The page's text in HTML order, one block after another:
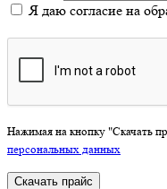
Я даю согласие на
Нажимая на кнопку "Скачать
персональных данных
Скачать прайс